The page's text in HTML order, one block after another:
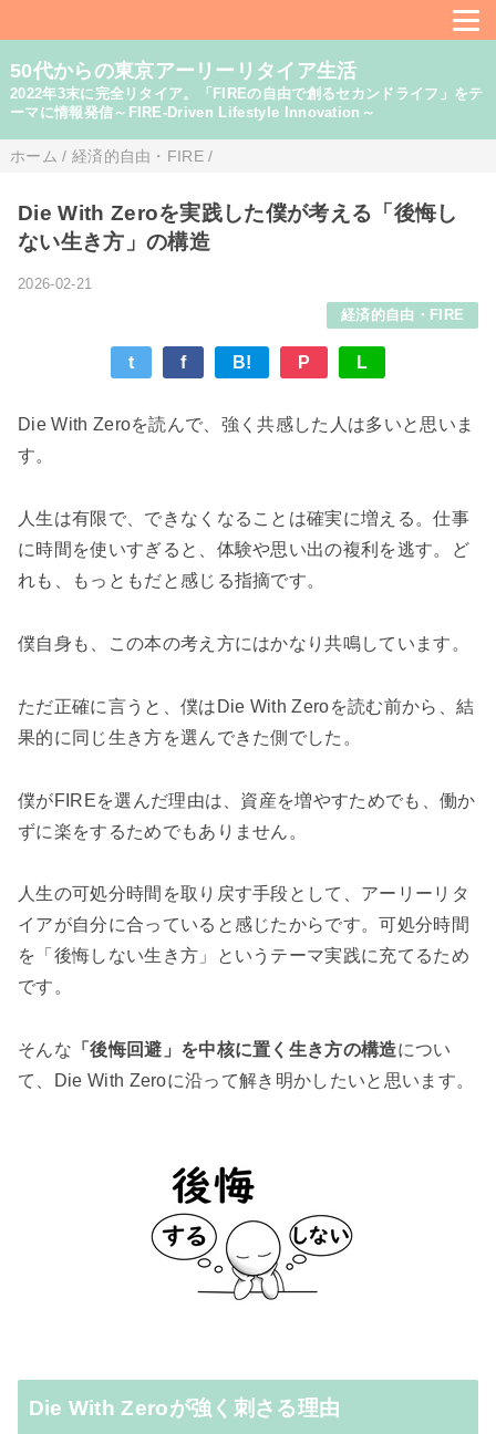
50代からの東京アーリーリタイア生活
2022年3末に完全リタイア。「FIREの自由で創るセカンドライフ」をテ
ーマに情報発信～FIRE-Driven Lifestyle Innovation～
ホーム / 経済的自由・FIRE /
Die With Zeroを実践した僕が考える「後悔し
ない生き方」の構造
2026-02-21
経済的自由・FIRE
t f B! P L
Die With Zeroを読んで、強く共感した人は多いと思いま
す。
人生は有限で、できなくなることは確実に増える。仕事
に時間を使いすぎると、体験や思い出の複利を逃す。ど
れも、もっともだと感じる指摘です。
僕自身も、この本の考え方にはかなり共鳴しています。
ただ正確に言うと、僕はDie With Zeroを読む前から、 結
果的に同じ生き方を選んできた側 でした。
僕がFIREを選んだ理由は、資産を増やすためでも、働か
ずに楽をするためでもありません。
人生の可処分時間を取り戻す手段として、アーリーリタ
イアが自分に合っていると感じたからです。可処分時間
を「後悔しない生き方」というテーマ実践に充てるため
です。
そんな 「後悔回避」を中核に置く生き方の構造につい
て、Die With Zeroに沿って解き明かしたいと思います。
Die With Zeroが強く刺さる理由